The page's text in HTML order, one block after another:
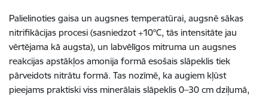
Palielinoties gaisa un augsnes temperatūrai, augsnē sākas
nitrifikācijas procesi (sasniedzot +10°C, tās intensitāte jau
vērtējama kā augsta), un labvēlīgos mitruma un augsnes
reakcijas apstākļos amonija formā esošais slāpeklis tiek
pārveidots nitrātu formā. Tas nozīmē, ka augiem kļūst
pieejams praktiski viss minerālais slāpeklis 0–30 cm dziļumā,